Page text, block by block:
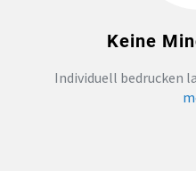
Keine
Individuell bedrucken